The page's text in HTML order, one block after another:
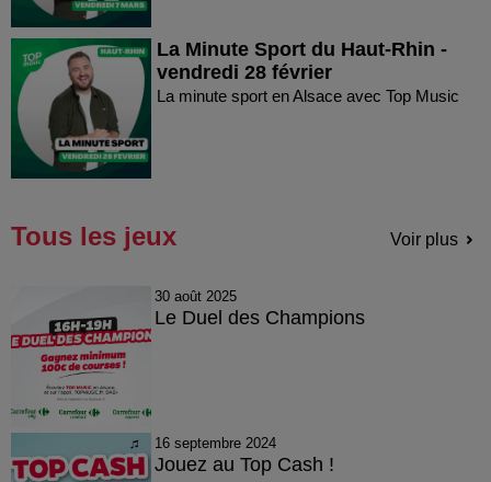
La Minute Sport du Haut-Rhin -
vendredi 28 février
La minute sport en Alsace avec Top Music
Tous les jeux Voir plus
30 août 2025
Le Duel des Champions
16 septembre 2024
Jouez au Top Cash !